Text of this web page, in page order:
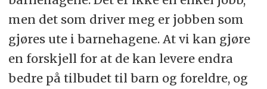
men det som driver meg er jobben som
gjøres ute i barnehagene. At vi kan gjøre
en forskjell for at de kan levere endra
bedre på tilbudet til barn og foreldre, og